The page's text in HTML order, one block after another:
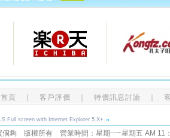
頁 客戶評價 特價訊息討論
Full screen with Internet Explorer 5.X+
個夠 版權所有 營業時間：星期一~星期五 AM